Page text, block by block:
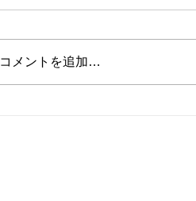
コメントを追加…